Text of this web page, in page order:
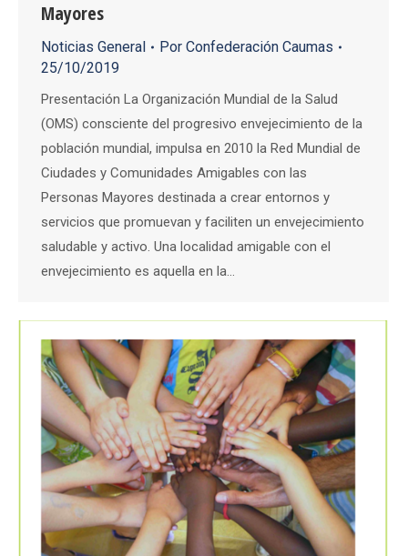
Mayores
Noticias General Por Confederación Caumas
25/10/2019
Presentación La Organización Mundial de la Salud
(OMS) consciente del progresivo envejecimiento de la
población mundial, impulsa en 2010 la Red Mundial de
Ciudades y Comunidades Amigables con las
Personas Mayores destinada a crear entornos y
servicios que promuevan y faciliten un envejecimiento
saludable y activo. Una localidad amigable con el
envejecimiento es aquella en la…